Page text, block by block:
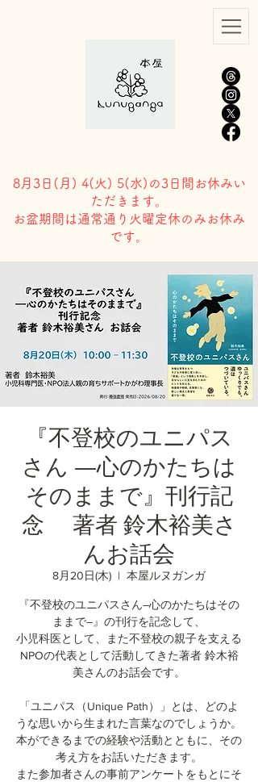
8月3日( 月) 4(火) 5(水)の3日間お休みい
ただきます。
​お盆期間は通常通り火曜定休のみお休み
です。
『不登校のユニパス
さん ―心のかたちは
そのままで』刊行記
念 著者 鈴木裕美さ
んお話会
8月20日(木)
  |
本屋ルヌガンガ
『不登校のユニパスさん―心のかたちはその
ままで―』の刊行を記念して、
小児科医として、また不登校の親子を支える
NPOの代表として活動してきた著者 鈴木裕
美さんのお話会です。
「ユニパス（Unique Path）」とは、どのよ
うな思いから生まれた言葉なのでしょうか。
本ができるまでの経験や活動とともに、その
考え方をお話いただきます。
また参加者さんの事前アンケートをもとにそ